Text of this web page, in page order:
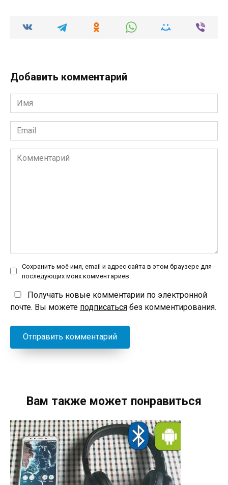
Добавить комментарий
Имя
*
Email
*
Комментарий
Сохранить моё имя, email и адрес сайта в этом браузере для
последующих моих комментариев.
Получать новые комментарии по электронной
почте. Вы можете подписаться без комментирования.
Вам также может понравиться